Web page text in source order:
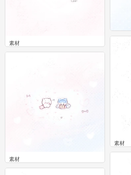
素材
0
素材
0
素材
0